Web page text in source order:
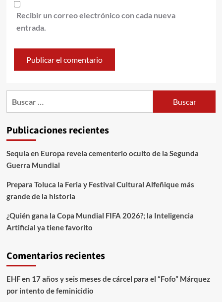
Recibir un correo electrónico con cada nueva
entrada.
Publicaciones recientes
Sequía en Europa revela cementerio oculto de la Segunda
Guerra Mundial
Prepara Toluca la Feria y Festival Cultural Alfeñique más
grande de la historia
¿Quién gana la Copa Mundial FIFA 2026?; la Inteligencia
Artificial ya tiene favorito
Comentarios recientes
EHFen 17 años y seis meses de cárcel para el “Fofo” Márquez
por intento de feminicidio